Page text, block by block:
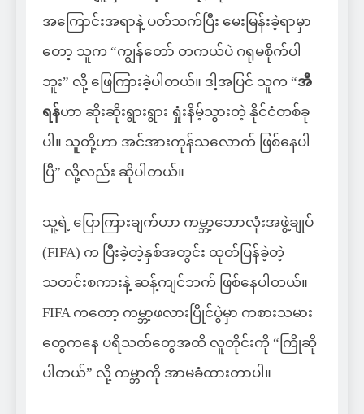
အကြောင်းအရာနဲ့ ပတ်သက်ပြီး မေးမြန်းခဲ့ရာမှာ
တော့ သူက “ကျွန်တော် တကယ်ပဲ ဂရုမစိုက်ပါ
ဘူး” လို့ ဖြေကြားခဲ့ပါတယ်။ ဒါ့အပြင် သူက “အီ
ရန်ဟာ ဆိုးဆိုးရွားရွား ရှုံးနိမ့်သွားတဲ့ နိုင်ငံတစ်ခု
ပါ။ သူတို့ဟာ အင်အားကုန်သလောက် ဖြစ်နေပါ
ပြီ” လို့လည်း ဆိုပါတယ်။
သူ့ရဲ့ ပြောကြားချက်ဟာ ကမ္ဘာ့ဘောလုံးအဖွဲ့ချုပ်
(FIFA) က ပြီးခဲ့တဲ့နှစ်အတွင်း ထုတ်ပြန်ခဲ့တဲ့
သတင်းစကားနဲ့ ဆန့်ကျင်ဘက် ဖြစ်နေပါတယ်။
FIFA ကတော့ ကမ္ဘာ့ဖလားပြိုင်ပွဲမှာ ကစားသမား
တွေကနေ ပရိသတ်တွေအထိ လူတိုင်းကို “ကြိုဆို
ပါတယ်” လို့ ကမ္ဘာကို အာမခံထားတာပါ။